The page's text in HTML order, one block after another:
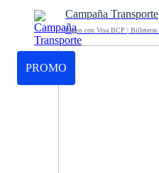
Campaña Transporte
PROMO